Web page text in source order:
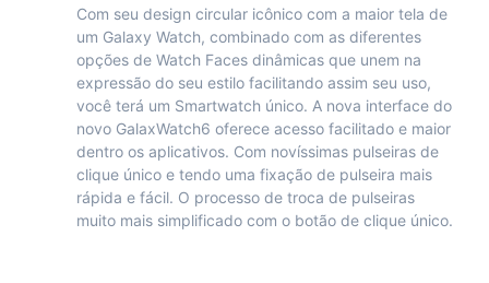
Com seu design circular icônico com a maior tela de
um Galaxy Watch, combinado com as diferentes
opções de Watch Faces dinâmicas que unem na
expressão do seu estilo facilitando assim seu uso,
você terá um Smartwatch único. A nova interface do
novo GalaxWatch6 oferece acesso facilitado e maior
dentro os aplicativos. Com novíssimas pulseiras de
clique único e tendo uma fixação de pulseira mais
rápida e fácil. O processo de troca de pulseiras
muito mais simplificado com o botão de clique único.